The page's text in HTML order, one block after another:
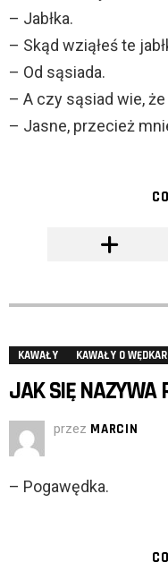
– Jabłka.
– Skąd wziąłeś te
– Od sąsiada.
– A czy sąsiad wie,
– Jasne, przecież
KAWAŁY KAWAŁY O
JAK SIĘ NAZYWA
przez MARCIN
– Pogawędka.